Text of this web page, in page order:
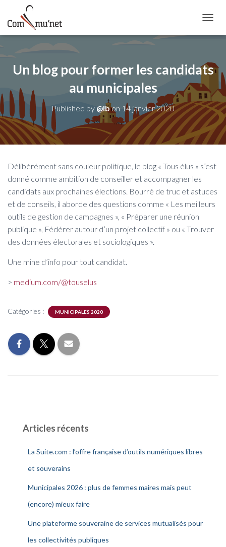
Un blog pour former les candidats
au municipales
Published by @lbon 14 janvier 2020
Délibérément sans couleur politique, le blog « Tous élus » s’est
donné comme ambition de conseiller et accompagner les
candidats aux prochaines élections. Bourré de truc et astuces
et de conseils, il aborde des questions comme « Les meilleurs
outils de gestion de campagnes », « Préparer une réunion
publique », Fédérer autour d’un projet collectif » ou « Trouver
des données électorales et sociologiques ».
Une mine d’info pour tout candidat.
> medium.com/@touselus
Catégories : MUNICIPALES 2020
Articles récents
La Suite.com : l’offre française d’outils numériques libres
et souverains
Municipales 2026 : plus de femmes maires mais peut
(encore) mieux faire
Une plateforme souveraine de services mutualisés pour
les collectivités publiques